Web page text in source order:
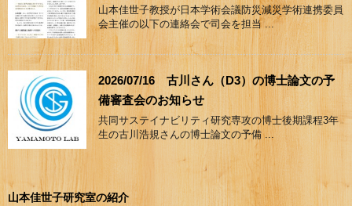
山本佳世子教授が日本学術会議防災減災学術連携委員
会主催の以下の連絡会で司会を担当 ...
2026/07/16 古川さん（D3）の博士論文の予
備審査会のお知らせ
共同サステイナビリティ研究専攻の博士後期課程3年
生の古川浩規さんの博士論文の予備 ...
山本佳世子研究室の紹介